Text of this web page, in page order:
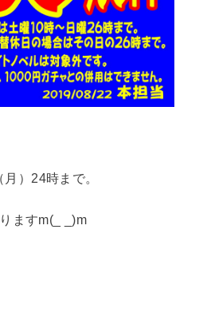
）24時まで。
ますm(_ _)m